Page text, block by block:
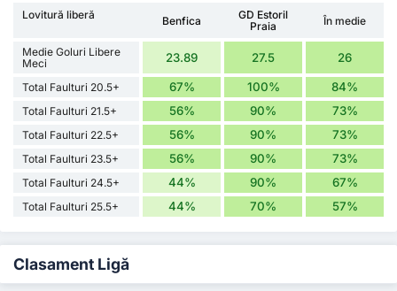
Lovitură liberă Benfica
GD Estoril
Praia
În medie
Medie Goluri Libere
Meci
23.89 27.5 26
Total Faulturi 20.5+ 67% 100% 84%
Total Faulturi 21.5+ 56% 90% 73%
Total Faulturi 22.5+ 56% 90% 73%
Total Faulturi 23.5+ 56% 90% 73%
Total Faulturi 24.5+ 44% 90% 67%
Total Faulturi 25.5+ 44% 70% 57%
Clasament Ligă